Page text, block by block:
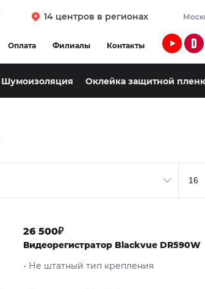
14 центров в регионах
Оплата Филиалы Контакты
Шумоизоляция Оклейка защитной
26 500₽
Видеорегистратор Blackvue DR590W
• Не штатный тип крепления